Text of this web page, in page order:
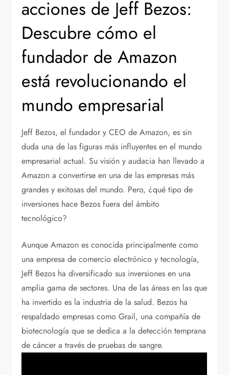
acciones de Jeff Bezos:
Descubre cómo el
fundador de Amazon
está revolucionando el
mundo empresarial
Jeff Bezos, el fundador y CEO de Amazon, es sin
duda una de las figuras más influyentes en el mundo
empresarial actual. Su visión y audacia han llevado a
Amazon a convertirse en una de las empresas más
grandes y exitosas del mundo. Pero, ¿qué tipo de
inversiones hace Bezos fuera del ámbito
tecnológico?
Aunque Amazon es conocida principalmente como
una empresa de comercio electrónico y tecnología,
Jeff Bezos ha diversificado sus inversiones en una
amplia gama de sectores. Una de las áreas en las que
ha invertido es la industria de la salud. Bezos ha
respaldado empresas como Grail, una compañía de
biotecnología que se dedica a la detección temprana
de cáncer a través de pruebas de sangre.